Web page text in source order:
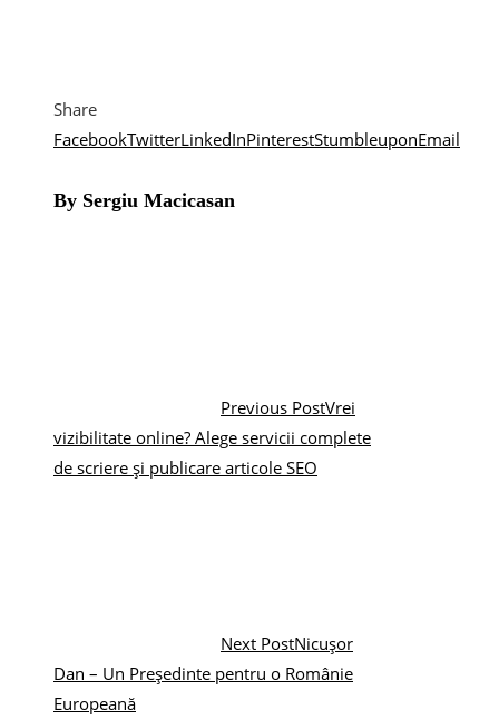
Share
FacebookTwitterLinkedInPinterestStumbleuponEmail
By Sergiu Macicasan
Previous PostVrei
vizibilitate online? Alege servicii complete
de scriere și publicare articole SEO
Next PostNicuşor
Dan – Un Preşedinte pentru o Românie
Europeană